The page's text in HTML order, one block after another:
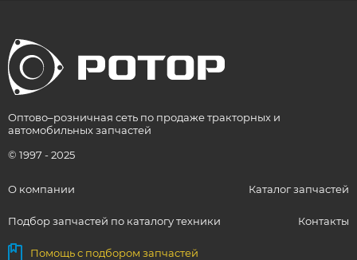
Оптово–розничная сеть по продаже тракторных и
автомобильных запчастей
© 1997 - 2025
О компании Каталог запчастей
Подбор запчастей по каталогу техники Контакты
Помощь с подбором запчастей